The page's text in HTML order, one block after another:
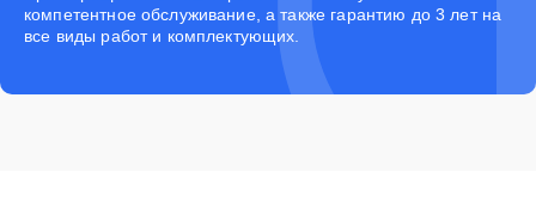
компетентное обслуживание, а также гарантию до 3 лет на
все виды работ и комплектующих.